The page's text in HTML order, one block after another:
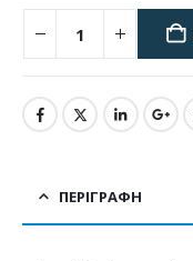
ΠΕΡΙΓΡΑΦΉ